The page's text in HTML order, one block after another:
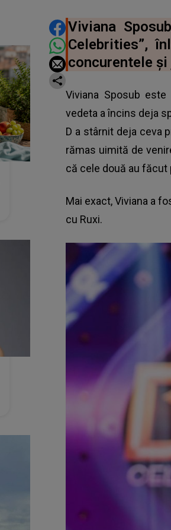
DISTRIBUIE
Viviana
Celebrities”,
concurentele
Viviana Sposub
vedeta a încins deja
D a stârnit deja ceva
rămas uimită de
că cele două au făcut
Mai exact,Viviana a
cu Ruxi.